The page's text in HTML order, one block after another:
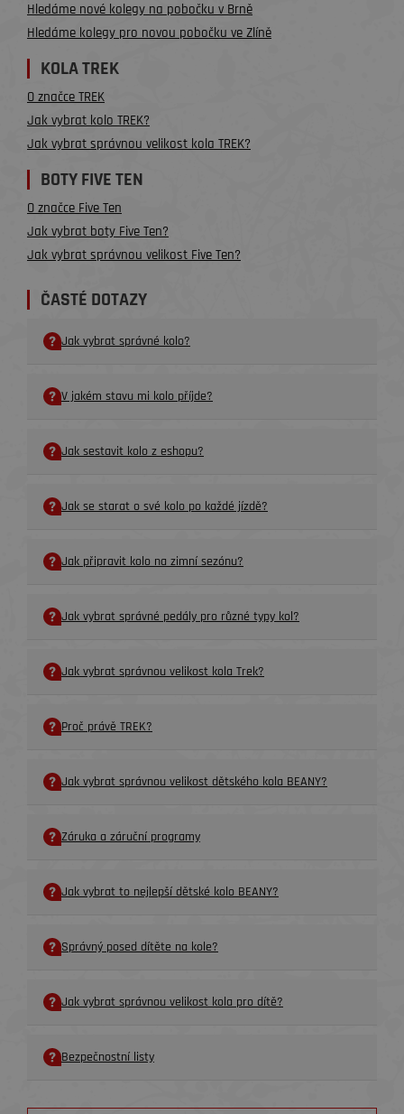
Hledáme nové kolegy na pobočku v Brně
Hledáme kolegy pro novou pobočku ve Zlíně
KOLA TREK
O značce TREK
Jak vybrat kolo TREK?
Jak vybrat správnou velikost kola TREK?
BOTY FIVE TEN
O značce Five Ten
Jak vybrat boty Five Ten?
Jak vybrat správnou velikost Five Ten?
ČASTÉ DOTAZY
Jak vybrat správné kolo?
V jakém stavu mi kolo příjde?
Jak sestavit kolo z eshopu?
Jak se starat o své kolo po každé jízdě?
Jak připravit kolo na zimní sezónu?
Jak vybrat správné pedály pro různé typy kol?
Jak vybrat správnou velikost kola Trek?
Proč právě TREK?
Jak vybrat správnou velikost dětského kola BEANY?
Záruka a záruční programy
Jak vybrat to nejlepší dětské kolo BEANY?
Správný posed dítěte na kole?
Jak vybrat správnou velikost kola pro dítě?
Bezpečnostní listy